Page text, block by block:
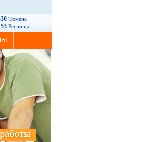
Тюмень
Регионы